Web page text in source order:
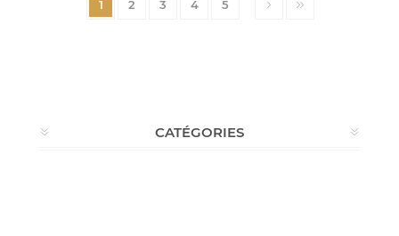
1 2 3 4 5
CATÉGORIES